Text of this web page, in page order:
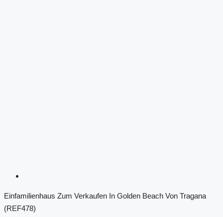
Einfamilienhaus Zum Verkaufen In Golden Beach Von Tragana
(REF478)